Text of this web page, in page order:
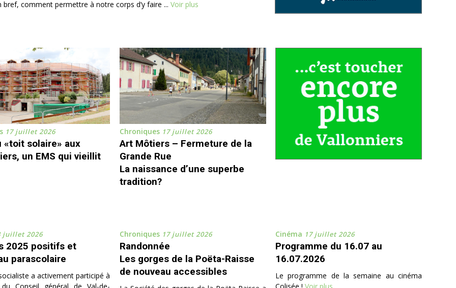
bref, comment permettre à notre corps d’y faire ... Voir plus
17 juillet 2026
«toit solaire» aux
un EMS qui vieillit
Chroniques 17 juillet 2026
Art Môtiers – Fermeture de la
Grande Rue
La naissance d’une superbe
tradition?
juillet 2026
2025 positifs et
parascolaire
a activement participé à
Chroniques 17 juillet 2026
Randonnée
Les gorges de la Poëta-Raisse
de nouveau accessibles
Cinéma 17 juillet 2026
Programme du 16.07 au
16.07.2026
Le programme de la semaine au cinéma